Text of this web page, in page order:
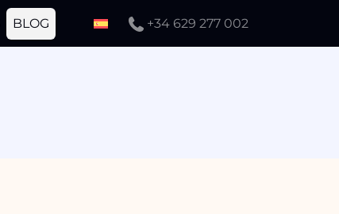
BLOG +34 629 277 002